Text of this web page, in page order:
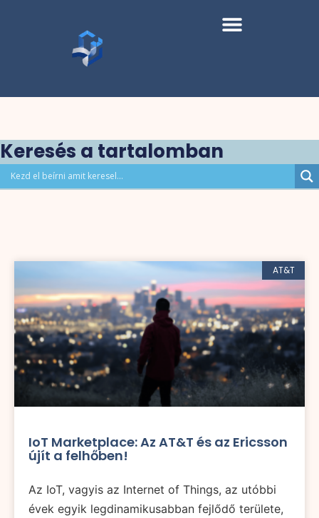
Keresés a tartalomban
AT&T
IoT Marketplace: Az AT&T és az Ericsson
újít a felhőben!
Az IoT, vagyis az Internet of Things, az utóbbi
évek egyik legdinamikusabban fejlődő területe,